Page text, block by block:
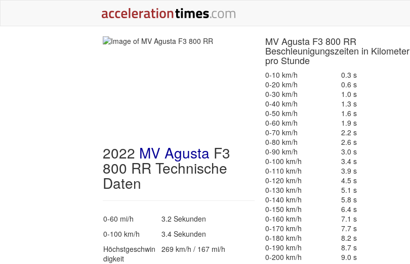
2022 MV Agusta F3
800 RR Technische
Daten
0-60 mi/h
3.2 Sekunden
0-100 km/h
3.4 Sekunden
Höchstgeschwin
digkeit
269 km/h / 167 mi/h
MV Agusta F3 800 RR
Beschleunigungszeiten in Kilometer
pro Stunde
0-10 km/h
0.3 s
0-20 km/h
0.6 s
0-30 km/h
1.0 s
0-40 km/h
1.3 s
0-50 km/h
1.6 s
0-60 km/h
1.9 s
0-70 km/h
2.2 s
0-80 km/h
2.6 s
0-90 km/h
3.0 s
0-100 km/h
3.4 s
0-110 km/h
3.9 s
0-120 km/h
4.5 s
0-130 km/h
5.1 s
0-140 km/h
5.8 s
0-150 km/h
6.4 s
0-160 km/h
7.1 s
0-170 km/h
7.7 s
0-180 km/h
8.2 s
0-190 km/h
8.7 s
0-200 km/h
9.0 s